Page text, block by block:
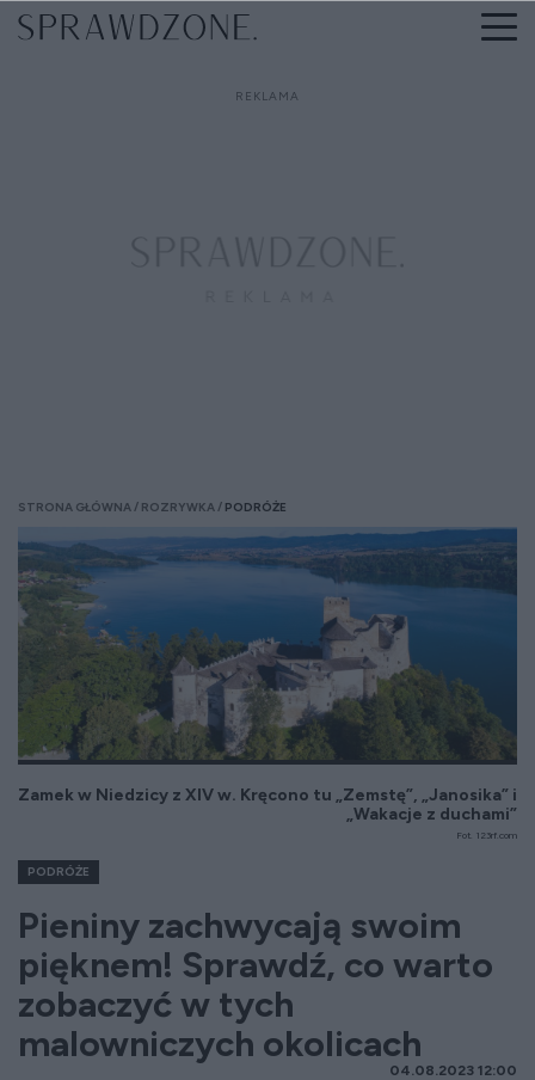
STRONA GŁÓWNA ROZRYWKA PODRÓŻE
Zamek w Niedzicy z XIV w. Kręcono tu „Zemstę”, „Janosika” i
„Wakacje z duchami”
Fot. 123rf.com
PODRÓŻE
Pieniny zachwycają swoim
pięknem! Sprawdź, co warto
zobaczyć w tych
malowniczych okolicach
04.08.2023 12:00